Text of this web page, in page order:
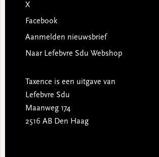
X
Facebook
Aanmelden nieuwsbrief
Naar Lefebvre Sdu Webshop
Taxence is een uitgave van
Lefebvre Sdu
Maanweg 174
2516 AB Den Haag